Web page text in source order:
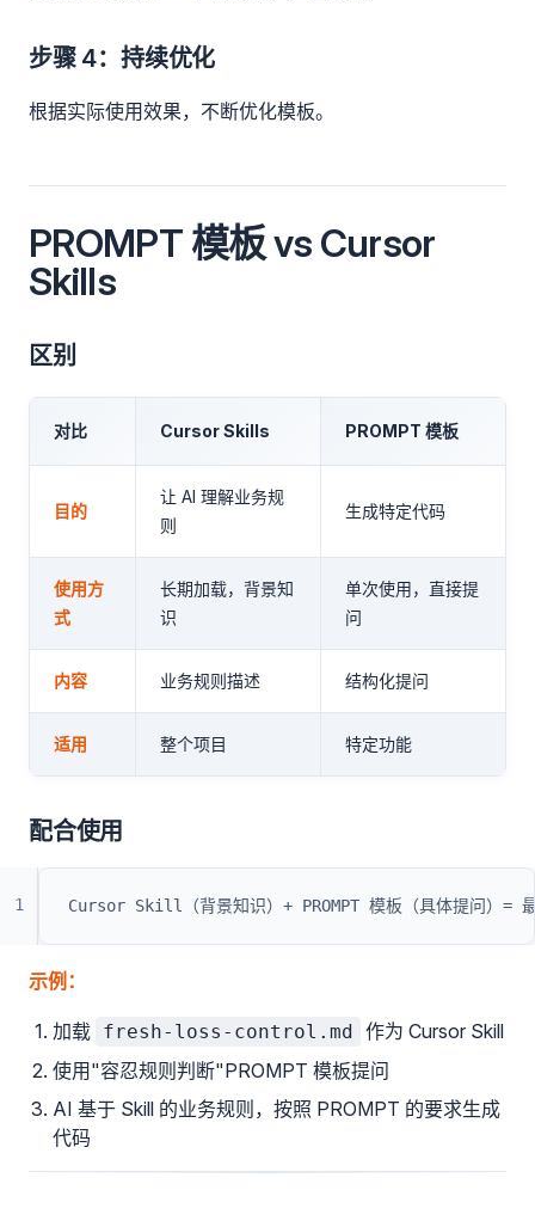
步骤 4：持续优化
根据实际使用效果，不断优化模板。
PROMPT 模板 vs Cursor
Skills
区别
对比 Cursor Skills PROMPT 模板
目的
让 AI 理解业务规
则
生成特定代码
使用方
式
长期加载，背景知
识
单次使用，直接提
问
内容 业务规则描述 结构化提问
适用 整个项目 特定功能
配合使用
Cursor Skill（背景知识）+ PROMPT 模板（具体提问）=
1
示例：
加载 fresh-loss-control.md 作为 Cursor Skill
使用"容忍规则判断"PROMPT 模板提问
AI 基于 Skill 的业务规则，按照 PROMPT 的要求生成
代码